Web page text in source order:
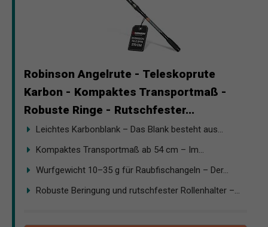
Robinson Angelrute - Teleskoprute
Karbon - Kompaktes Transportmaß -
Robuste Ringe - Rutschfester...
Leichtes Karbonblank – Das Blank besteht aus...
Kompaktes Transportmaß ab 54 cm – Im...
Wurfgewicht 10–35 g für Raubfischangeln – Der...
Robuste Beringung und rutschfester Rollenhalter –...